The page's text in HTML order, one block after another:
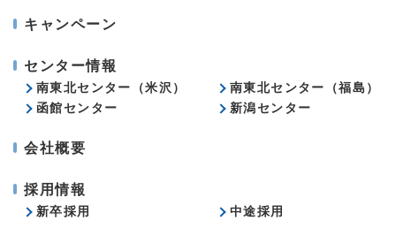
キャンペーン
センター情報
南東北センター（米沢）
南東北センター（福島）
函館センター
新潟センター
会社概要
採用情報
新卒採用 中途採用